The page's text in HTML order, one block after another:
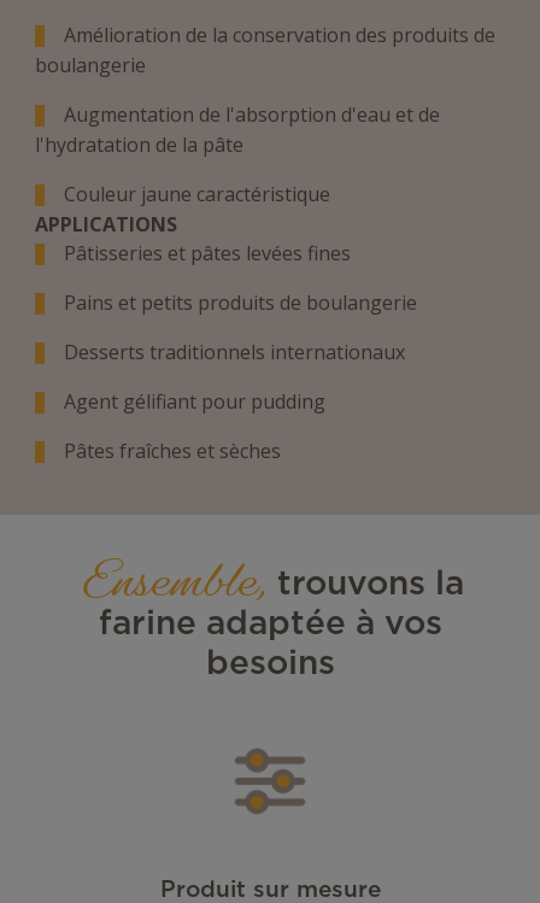
Amélioration de la conservation des produits de
boulangerie
Augmentation de l'absorption d'eau et de
l'hydratation de la pâte
Couleur jaune caractéristique
APPLICATIONS
Pâtisseries et pâtes levées fines
Pains et petits produits de boulangerie
Desserts traditionnels internationaux
Agent gélifiant pour pudding
Pâtes fraîches et sèches
Ensemble, trouvons la
farine adaptée à vos
besoins
Produit sur mesure